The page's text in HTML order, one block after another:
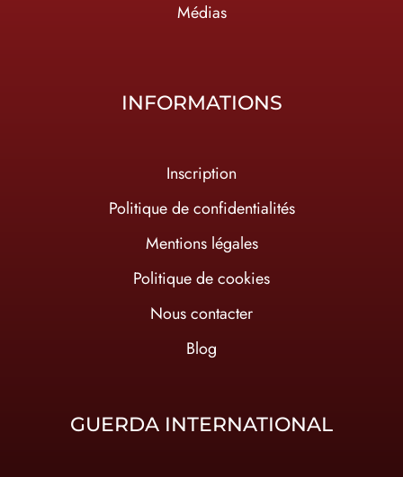
Médias
INFORMATIONS
Inscription
Politique de confidentialités
Mentions légales
Politique de cookies
Nous contacter
Blog
GUERDA INTERNATIONAL